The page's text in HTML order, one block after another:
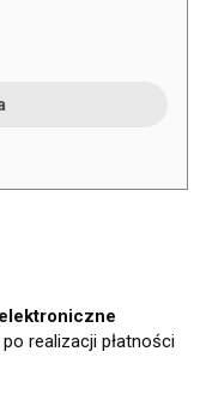
po realizacji płatności